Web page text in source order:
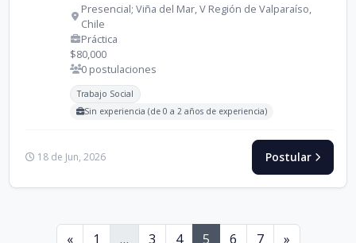
Presencial; Viña del Mar, V Región de Valparaíso,
Chile
Práctica
$80,000
0 postulaciones
Carreras buscadas:
Trabajo Social
Sin experiencia (de 0 a 2 años de experiencia)
18 de Jun, 2026 Postular
«Anterior
1 … 3 4 5 6 7 »Siguiente